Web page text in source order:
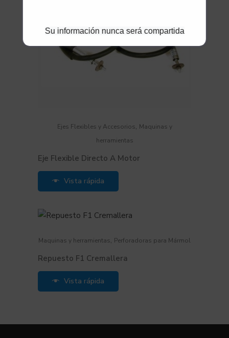
Ejes Flexibles y Accesorios, Maquinas y
herramientas
Eje Flexible Directo A Motor
Vista rápida
Maquinas y herramientas, Perforadoras para Mármol
Repuesto F1 Cremallera
Vista rápida
Su información nunca será compartida